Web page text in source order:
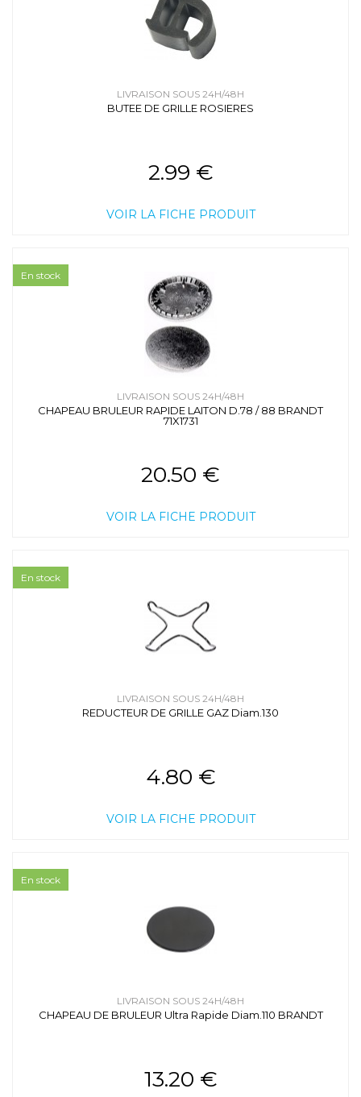
LIVRAISON SOUS 24H/48H
BUTEE DE GRILLE ROSIERES
2.99 €
VOIR LA FICHE PRODUIT
LIVRAISON SOUS 24H/48H
CHAPEAU BRULEUR RAPIDE LAITON D.78 / 88 BRANDT
71X1731
20.50 €
VOIR LA FICHE PRODUIT
En stock
LIVRAISON SOUS 24H/48H
REDUCTEUR DE GRILLE GAZ Diam.130
4.80 €
VOIR LA FICHE PRODUIT
En stock
LIVRAISON SOUS 24H/48H
CHAPEAU DE BRULEUR Ultra Rapide Diam.110 BRANDT
13.20 €
En stock